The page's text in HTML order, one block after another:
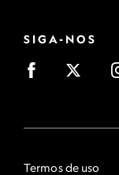
SIGA-NOS
Termos de uso